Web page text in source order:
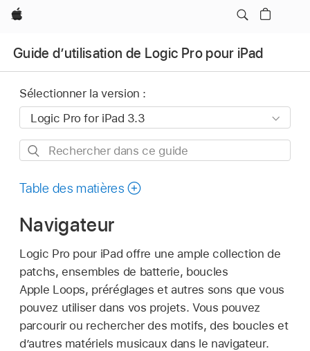
Apple
Guide d’utilisation de Logic Pro pour iPad
Sélectionner la version :
Rechercher
ce
Table des matières
Navigateur
Logic Pro pour iPad offre une ample collection de
patchs, ensembles de batterie, boucles
Apple Loops, préréglages et autres sons que vous
pouvez utiliser dans vos projets. Vous pouvez
parcourir ou rechercher des motifs, des boucles et
d’autres matériels musicaux dans le navigateur.